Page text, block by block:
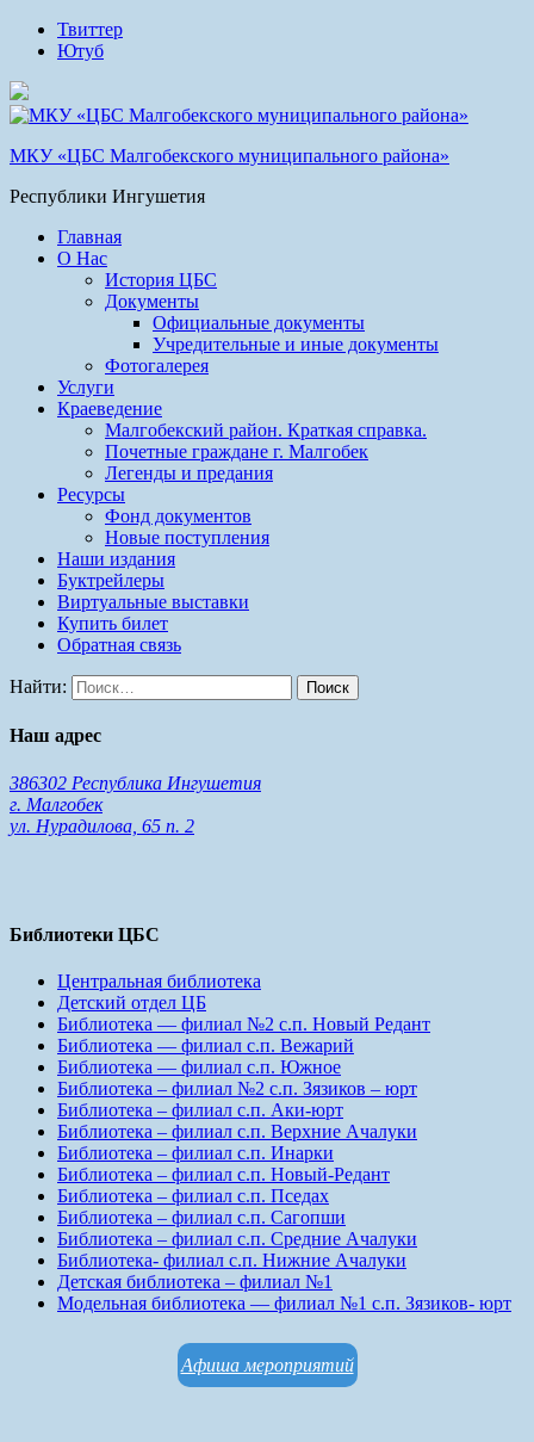
Твиттер
Ютуб
МКУ «ЦБС Малгобекского муниципального района»
Республики Ингушетия
Главная
О Нас
История ЦБС
Документы
Официальные документы
Учредительные и иные документы
Фотогалерея
Услуги
Краеведение
Малгобекский район. Краткая справка.
Почетные граждане г. Малгобек
Легенды и предания
Ресурсы
Фонд документов
Новые поступления
Наши издания
Буктрейлеры
Виртуальные выставки
Купить билет
Обратная связь
Найти:
Наш адрес
386302 Республика Ингушетия
г. Малгобек
ул. Нурадилова, 65 п. 2
Библиотеки ЦБС
Центральная библиотека
Детский отдел ЦБ
Библиотека — филиал №2 с.п. Новый Редант
Библиотека — филиал с.п. Вежарий
Библиотека — филиал с.п. Южное
Библиотека – филиал №2 с.п. Зязиков – юрт
Библиотека – филиал с.п. Аки-юрт
Библиотека – филиал с.п. Верхние Ачалуки
Библиотека – филиал с.п. Инарки
Библиотека – филиал с.п. Новый-Редант
Библиотека – филиал с.п. Пседах
Библиотека – филиал с.п. Сагопши
Библиотека – филиал с.п. Средние Ачалуки
Библиотека- филиал с.п. Нижние Ачалуки
Детская библиотека – филиал №1
Модельная библиотека — филиал №1 с.п. Зязиков- юрт
Афиша мероприятий